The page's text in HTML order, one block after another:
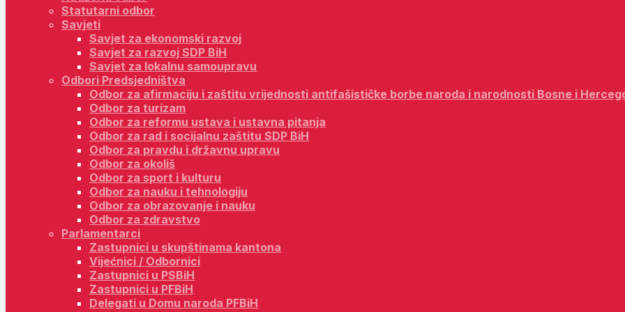
Statutarni odbor
Savjeti
Savjet za ekonomski razvoj
Savjet za razvoj SDP BiH
Savjet za lokalnu samoupravu
Odbori Predsjedništva
Odbor za afirmaciju i zaštitu vrijednosti antifašističke borbe naroda i narodnosti Bosne i
Odbor za turizam
Odbor za reformu ustava i ustavna pitanja
Odbor za rad i socijalnu zaštitu SDP BiH
Odbor za pravdu i državnu upravu
Odbor za okoliš
Odbor za sport i kulturu
Odbor za nauku i tehnologiju
Odbor za obrazovanje i nauku
Odbor za zdravstvo
Parlamentarci
Zastupnici u skupštinama kantona
Vijećnici / Odbornici
Zastupnici u PSBiH
Zastupnici u PFBiH
Delegati u Domu naroda PFBiH